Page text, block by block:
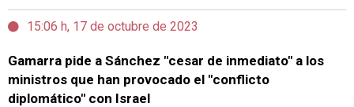
15:06 h, 17 de octubre de 2023
Gamarra pide a Sánchez "cesar de inmediato" a los
ministros que han provocado el "conflicto
diplomático" con Israel